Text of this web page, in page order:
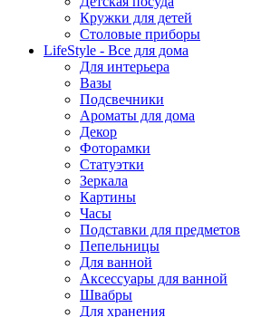
Кружки для детей
Столовые приборы
LifeStyle - Все для дома
Для интерьера
Вазы
Подсвечники
Ароматы для дома
Декор
Фоторамки
Статуэтки
Зеркала
Картины
Часы
Подставки для предметов
Пепельницы
Для ванной
Аксессуары для ванной
Швабры
Для хранения